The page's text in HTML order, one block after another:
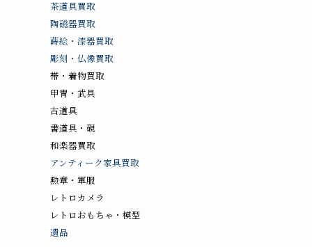
茶道具買取
陶磁器買取
蒔絵・漆器買取
彫刻・仏像買取
帯・着物買取
甲冑・武具
古道具
書道具・硯
和楽器買取
アンティーク家具買取
勲章・軍服
レトロカメラ
レトロおもちゃ・模型
遺品